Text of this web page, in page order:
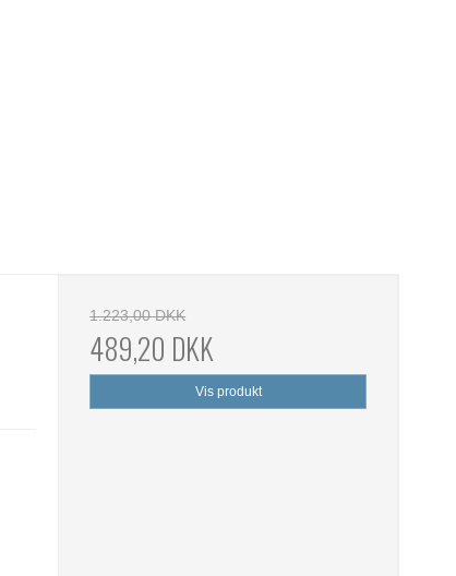
1.223,00 DKK
489,20 DKK
Vis produkt